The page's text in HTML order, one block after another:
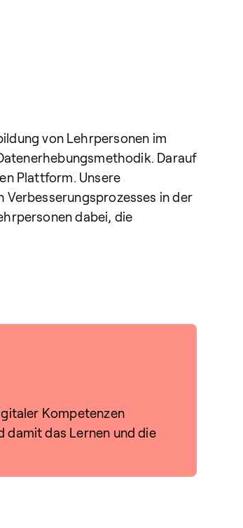
von Lehrpersonen im
Darauf
Plattform. Unsere
Verbesserungsprozesses in der
dabei, die
Kompetenzen
damit das Lernen und die